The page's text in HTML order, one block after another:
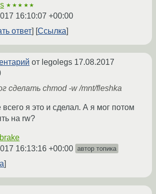
★★★★★
16:10:07 +00:00
ответ
Ссылка
от legolegs 17.08.2017
сделать chmod -w /mnt/fleshka
я это и сделал. А я мог потом
на rw?
16:13:16 +00:00 автор топика